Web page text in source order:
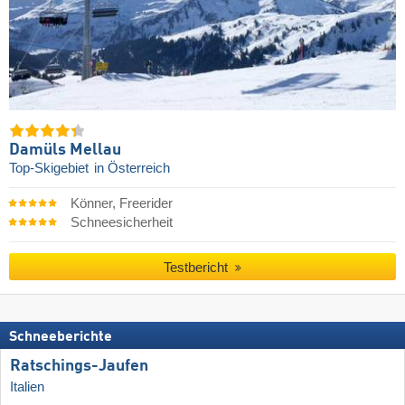
Damüls Mellau
Top-Skigebiet in Österreich
Könner, Freerider
Schneesicherheit
Testbericht
Schneeberichte
Ratschings-Jaufen
Italien